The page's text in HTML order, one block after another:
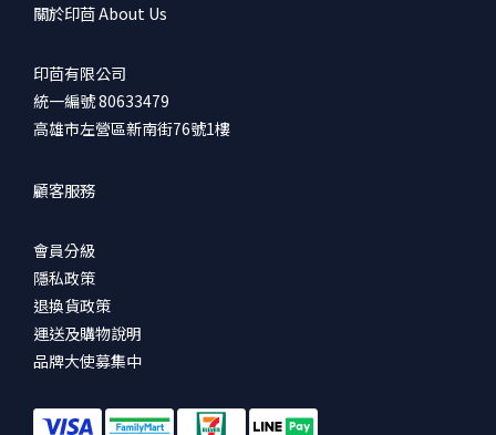
關於印茴 About Us
印茴有限公司
統一編號 80633479
高雄市左營區新南街76號1樓
顧客服務
會員分級
隱私政策
退換貨政策
運送及購物說明
品牌大使募集中